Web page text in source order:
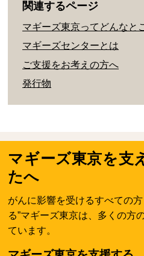
関連するページ
マギーズ東京ってどんなと
マギーズセンターとは
ご支援をお考えの方へ
発行物
マギーズ東京を支
たへ
がんに影響を受けるすべての
る”マギーズ東京は、多くの方
ています。